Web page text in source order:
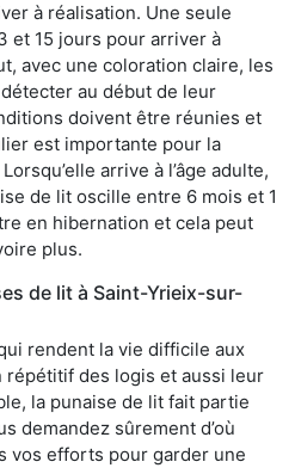
à réalisation. Une seule
et 15 jours pour arriver à
avec une coloration claire, les
au début de leur
doivent être réunies et
est importante pour la
arrive à l’âge adulte,
de lit oscille entre 6 mois et 1
en hibernation et cela peut
plus.
de lit à Saint-Yrieix-sur-
rendent la vie difficile aux
répétitif des logis et aussi leur
la punaise de lit fait partie
demandez sûrement d’où
vos efforts pour garder une